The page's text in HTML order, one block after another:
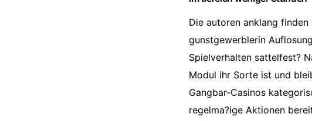
Die autoren anklang
gunstgewerblerin
Spielverhalten sattelfest?
Modul ihr Sorte ist und
Gangbar-Casinos
regelma?ige Aktionen